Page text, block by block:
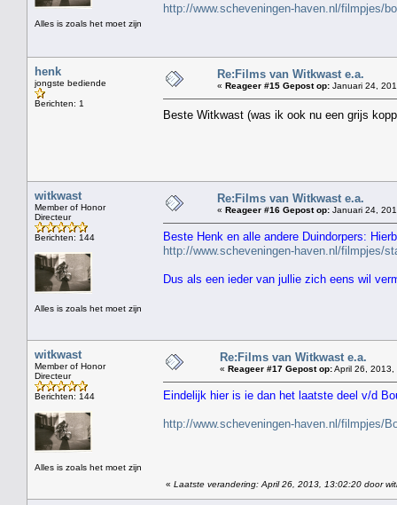
Alles is zoals het moet zijn
http://www.scheveningen-haven.nl/filmpjes/
henk
jongste bediende
Berichten: 1
Re:Films van Witkwast e.a.
« Reageer #15 Gepost op: Januari 24,
Beste Witkwast (was ik ook nu een grijs
witkwast
Member of Honor
Directeur
Berichten: 144
Alles is zoals het moet zijn
Re:Films van Witkwast e.a.
« Reageer #16 Gepost op: Januari 24,
Beste Henk en alle andere Duindorpers:
http://www.scheveningen-haven.nl/filmpjes/
Dus als een ieder van jullie zich eens wil
witkwast
Member of Honor
Directeur
Berichten: 144
Alles is zoals het moet zijn
Re:Films van Witkwast e.a.
« Reageer #17 Gepost op:April 26, 2013,
Eindelijk hier is ie dan het laatste deel v/d
http://www.scheveningen-haven.nl/filmpjes/
« Laatste verandering: April 26, 2013, 13:02:20 door